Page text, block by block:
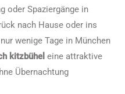
oder Spaziergänge in
nach Hause oder ins
wenige Tage in München
kitzbühel eine attraktive
Übernachtung